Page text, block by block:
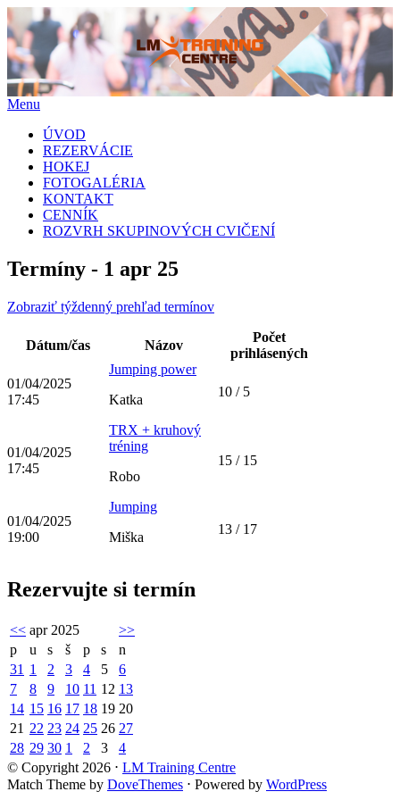
Menu
content
ÚVOD
REZERVÁCIE
HOKEJ
FOTOGALÉRIA
KONTAKT
CENNÍK
ROZVRH SKUPINOVÝCH CVIČENÍ
Termíny - 1 apr 25
Zobraziť týždenný prehľad termínov
Dátum/čas Názov
Počet
prihlásených
01/04/2025
17:45
Jumping power
Katka
10 / 5
01/04/2025
17:45
TRX + kruhový
tréning
Robo
15 / 15
01/04/2025
19:00
Jumping
Miška
13 / 17
Rezervujte si termín
<< apr 2025
>>
p
u s š p s
n
31 1 2 3 4 5
6
7
8 9 10 11 12 13
14 15 16 17 18 19 20
21 22 23 24 25 26 27
28 29 30 1 2 3
4
© Copyright 2026 ⋅ LM Training Centre
Match Theme by DoveThemes ⋅ Powered by WordPress